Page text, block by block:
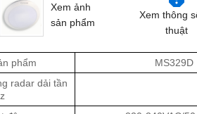
Xem ảnh
sản phẩm
Xem thông
thuật
phẩm
MS329D
radar dải tần